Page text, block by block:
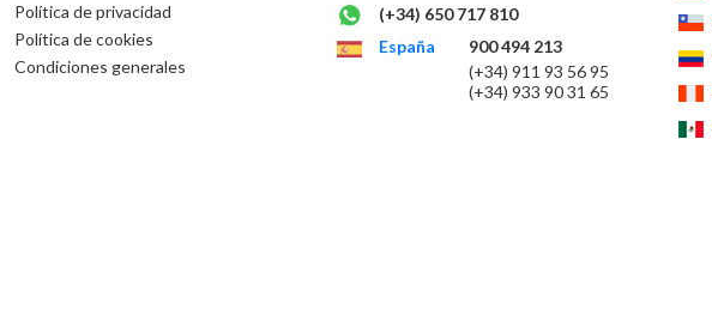
Política de privacidad
Política de cookies
Condiciones generales
(+34) 650 717 810
España
900 494 213
(+34) 911 93 56 95
(+34) 933 90 31 65